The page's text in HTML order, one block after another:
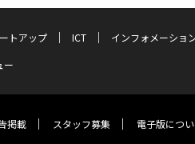
トアップ ICT
インフォメーショ
ー
掲載 スタッフ募集 電子版につ